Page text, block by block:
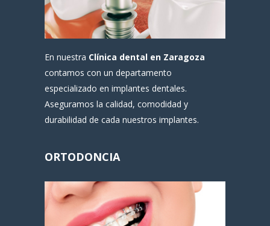
En nuestra Clínica dental en Zaragoza
contamos con un departamento
especializado en implantes dentales.
Aseguramos la calidad, comodidad y
durabilidad de cada nuestros implantes.
ORTODONCIA